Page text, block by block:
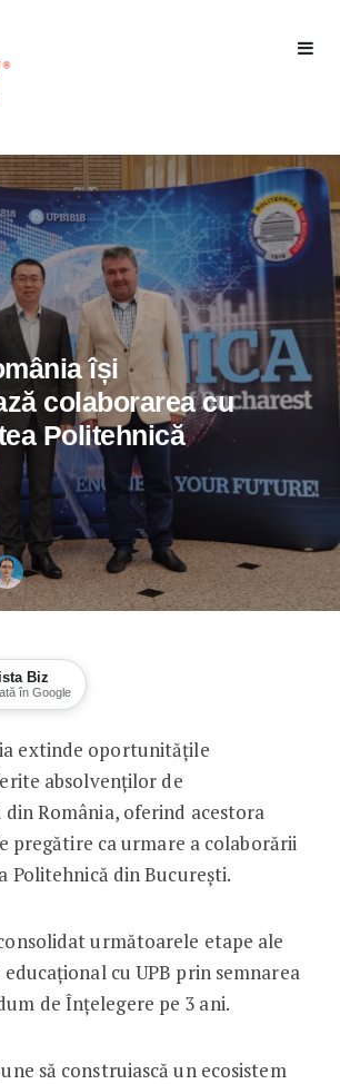
își
colaborarea cu
Politehnică
Biz
în Google
își consolidează
extinde oportunitățile
absolvenților de
România, oferind acestora
pregătire ca urmare a colaborării
Politehnică din București.
următoarele etape ale
cu UPB prin semnarea
de Înțelegere pe 3 ani.
să construiască un ecosistem